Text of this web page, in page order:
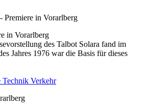
in Vorarlberg
des Talbot Solara fand im
Jahres 1976 war die Basis für dieses
Technik Verkehr